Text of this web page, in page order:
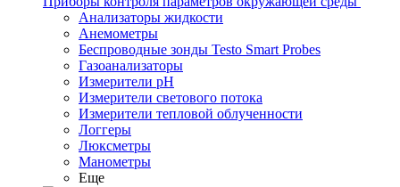
Анализаторы жидкости
Анемометры
Беспроводные зонды Testo Smart Probes
Газоанализаторы
Измерители pH
Измерители светового потока
Измерители тепловой облученности
Логгеры
Люксметры
Манометры
Еще